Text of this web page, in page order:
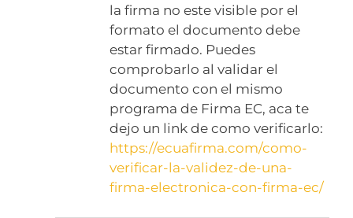
la firma no este visible por el
formato el documento debe
estar firmado. Puedes
comprobarlo al validar el
documento con el mismo
programa de Firma EC, aca te
dejo un link de como verificarlo:
https://ecuafirma.com/como-
verificar-la-validez-de-una-
firma-electronica-con-firma-ec/